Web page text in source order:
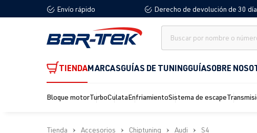
Saltar a la navegación principal
Envío rápido Derecho de devolución de 30
TIENDAMARCASGUÍAS DE TUNINGGUÍASOBRE
Bloque motorTurboCulataEnfriamientoSistema de escape
Tienda Accesorios Chiptuning Audi S4